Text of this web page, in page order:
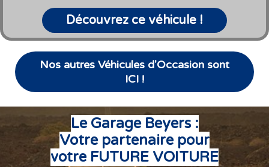
Découvrez ce véhicule !
Nos autres Véhicules d'Occasion sont
ICI !
Le Garage Beyers :
Votre partenaire pour
votre FUTURE VOITURE